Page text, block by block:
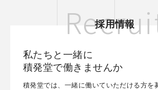
採用情報
私たちと一緒に
積発堂で働きませんか
積発堂では、一緒に働いていただける方を